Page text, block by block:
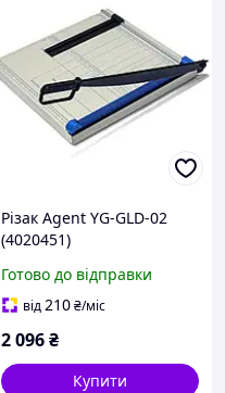
Різак Agent YG-GLD-02
(4020451)
Готово до відправки
від210₴/міс
2 096₴
Купити